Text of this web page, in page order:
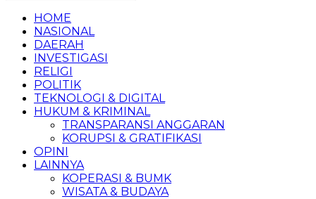
HOME
NASIONAL
DAERAH
INVESTIGASI
RELIGI
POLITIK
TEKNOLOGI & DIGITAL
HUKUM & KRIMINAL
TRANSPARANSI ANGGARAN
KORUPSI & GRATIFIKASI
OPINI
LAINNYA
KOPERASI & BUMK
WISATA & BUDAYA